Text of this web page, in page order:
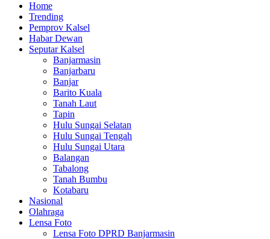
Home
Trending
Pemprov Kalsel
Habar Dewan
Seputar Kalsel
Banjarmasin
Banjarbaru
Banjar
Barito Kuala
Tanah Laut
Tapin
Hulu Sungai Selatan
Hulu Sungai Tengah
Hulu Sungai Utara
Balangan
Tabalong
Tanah Bumbu
Kotabaru
Nasional
Olahraga
Lensa Foto
Lensa Foto DPRD Banjarmasin